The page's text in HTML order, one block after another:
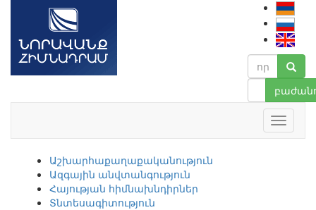
Աշխարհաքաղաքականություն
Ազգային անվտանգություն
Հայության հիմնախնդիրներ
Տնտեսագիտություն